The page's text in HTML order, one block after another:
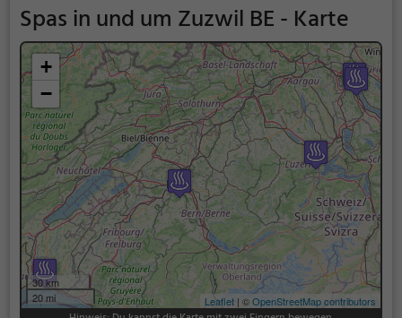
Spas in und um Zuzwil BE - Karte
+
−
30 km
20 mi
Leaflet | ©OpenStreetMap contributors